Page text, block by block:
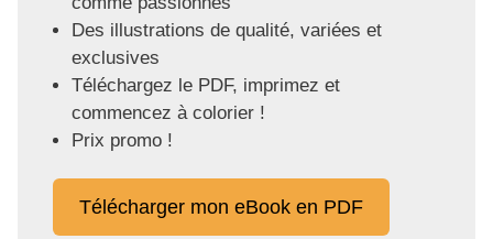
Des illustrations de qualité, variées et
exclusives
Téléchargez le PDF, imprimez et
commencez à colorier !
Prix promo !
Télécharger mon eBook en PDF